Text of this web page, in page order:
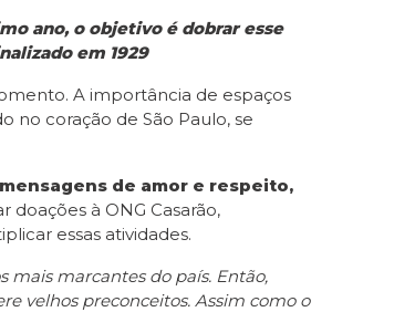
ano, o objetivo é dobrar esse
em 1929
A importância de espaços
no coração de São Paulo, se
de amor e respeito,
doações à ONG Casarão,
essas atividades.
mais marcantes do país. Então,
velhos preconceitos. Assim como o